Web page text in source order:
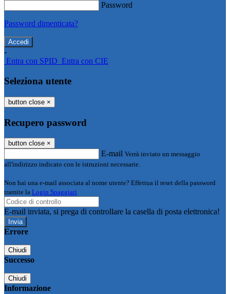
Password
Password dimenticata?
-
Entra con SPID Entra con CIE
Seleziona utente
button close ×
Recupero password
button close ×
E-mail Verrà inviato un messaggio
all'indirizzo indicato con le istruzioni necessarie.
Non hai una e-mail associata al nome utente? Effettua il reset della password
tramite la Login Spaggiari
E-mail inviata, si prega di controllare la casella di posta elettronica!
Errore
Chiudi
Successo
Chiudi
Informazione